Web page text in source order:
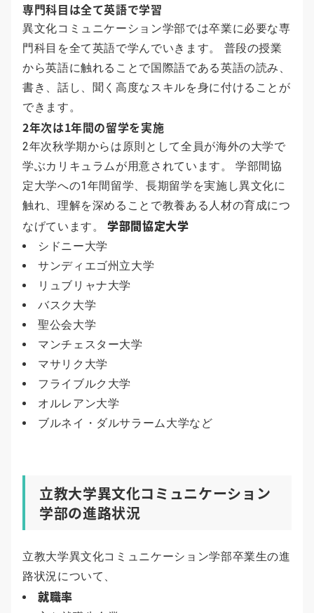
専門科目は全て英語で学習
異文化コミュニケーション学部では卒業に必要な専
門科目を全て英語で学んでいきます。 普段の授業
から英語に触れることで国際語である英語の読み、
書き、話し、聞く高度なスキルを身に付けることが
できます。
2年次は1年間の留学を実施
2年次秋学期からは原則として全員が海外の大学で
学ぶカリキュラムが用意されています。 学部間協
定大学への1年間留学、長期留学を実施し異文化に
触れ、理解を深めることで教養ある人材の育成につ
なげています。学部間協定大学
シドニー大学
サンディエゴ州立大学
リュブリャナ大学
バスク大学
聖公会大学
マンチェスター大学
マサリク大学
フライブルク大学
オルレアン大学
ブルネイ・ダルサラーム大学など
立教大学異文化コミュニケーション
学部の進路状況
立教大学異文化コミュニケーション学部卒業生の進
路状況について、
就職率